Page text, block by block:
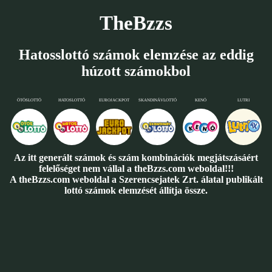
TheBzzs
Hatosslottó számok elemzése az eddig
húzott számokbol
ÖTÖSLOTTÓ HATOSLOTTÓ EUROJACKPOT SKANDINÁVLOTTÓ KENÓ LUTRI
Az itt generált számok és szám kombinációk megjátszásáért
felelőséget nem vállal a theBzzs.com weboldal!!!
A theBzzs.com weboldal a Szerencsejatek Zrt. álatal publikált
lottó számok elemzését állítja össze.